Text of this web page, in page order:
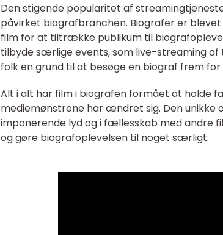
Den stigende popularitet af
påvirket biografbranchen. Biografer er
film for at tiltrække publikum til
tilbyde særlige events, som live-streaming
folk en grund til at besøge en biograf frem
Alt i alt har film i biografen formået at holde
mediemønstrene har ændret sig. Den
imponerende lyd og i fællesskab med
og gøre biografoplevelsen til noget særligt.